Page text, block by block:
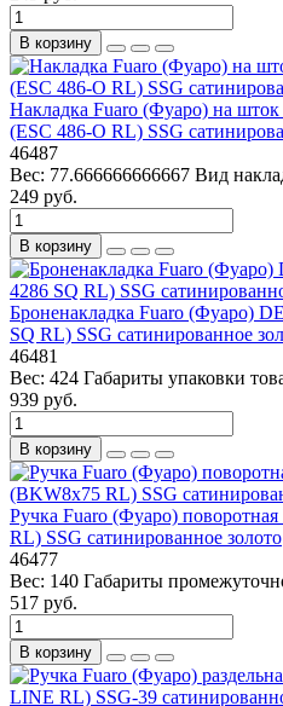
В корзину
Накладка Fuaro (Фуаро) на
(ESC 486-O RL) SSG
46487
Вес: 77.666666666667 Вид
249 руб.
В корзину
Броненакладка Fuaro (Фуаро)
SQ RL) SSG сатинированное
46481
Вес: 424 Габариты упаковки
939 руб.
В корзину
Ручка Fuaro (Фуаро)
RL) SSG сатинированное золото
46477
Вес: 140 Габариты
517 руб.
В корзину